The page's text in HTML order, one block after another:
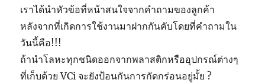
เราได้นำหัวข้อที่หน้าสนใจจากคำถามของลูกค้า
หลังจากที่เกิดการใช้งานมาฝากกันคับโดยที่คำถามใน
วันนี้คือ!!!
ถ้านำโลหะทุกชนิดออกจากพลาสติกหรืออุปกรณ์ต่างๆ
ที่เก็บด้วย VCi จะยังป้อนกันการกัดกร่อนอยู่มั้ย ?